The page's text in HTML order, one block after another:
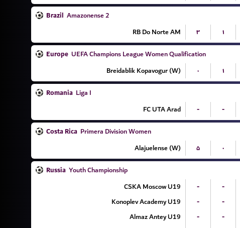
Brazil Amazonense 2
RB Do Norte AM
۳ ۱
Europe UEFA Champions League Women Qualification
Breidablik Kopavogur (W)
۰ ۱
Romania Liga I
FC UTA Arad
- -
Costa Rica Primera Division Women
Alajuelense (W)
۵ ۰
Russia Youth Championship
CSKA Moscow U19
- -
Konoplev Academy U19
- -
Almaz Antey U19
- -